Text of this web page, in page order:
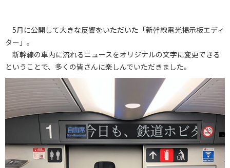
5月に公開して大きな反響をいただいた「新幹線電光掲示板エディ
ター」。
新幹線の車内に流れるニュースをオリジナルの文字に変更できる
ということで、多くの皆さんに楽しんでいただきました。